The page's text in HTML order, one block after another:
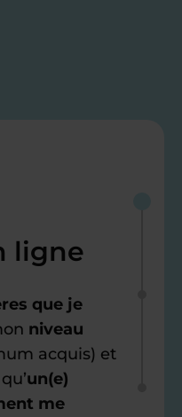
ligne
que je
niveau
acquis) et
un(e)
me